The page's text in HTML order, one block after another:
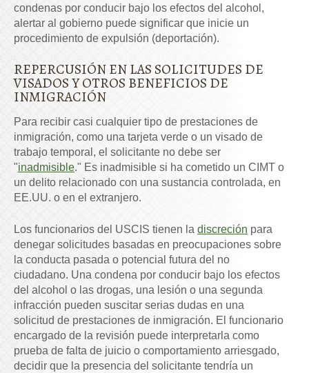
condenas por conducir bajo los efectos del alcohol,
alertar al gobierno puede significar que inicie un
procedimiento de expulsión (deportación).
REPERCUSIÓN EN LAS SOLICITUDES DE
VISADOS Y OTROS BENEFICIOS DE
INMIGRACIÓN
Para recibir casi cualquier tipo de prestaciones de
inmigración, como una tarjeta verde o un visado de
trabajo temporal, el solicitante no debe ser
"inadmisible." Es inadmisible si ha cometido un CIMT o
un delito relacionado con una sustancia controlada, en
EE.UU. o en el extranjero.
Los funcionarios del USCIS tienen la discreción para
denegar solicitudes basadas en preocupaciones sobre
la conducta pasada o potencial futura del no
ciudadano. Una condena por conducir bajo los efectos
del alcohol o las drogas, una lesión o una segunda
infracción pueden suscitar serias dudas en una
solicitud de prestaciones de inmigración. El funcionario
encargado de la revisión puede interpretarla como
prueba de falta de juicio o comportamiento arriesgado,
decidir que la presencia del solicitante tendría un